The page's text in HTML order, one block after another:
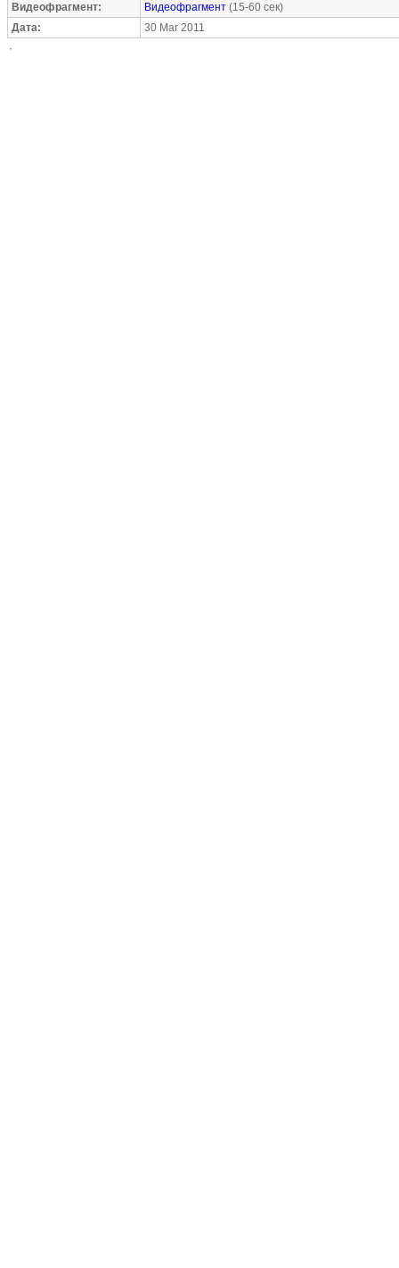
Видеофрагмент:
Видеофрагмент (15-60 сек)
Дата:
30 Mar 2011